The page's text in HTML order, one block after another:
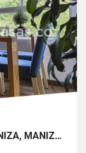
ARRIENDO APARTAMENTO SECTOR NIZA, MANIZALES